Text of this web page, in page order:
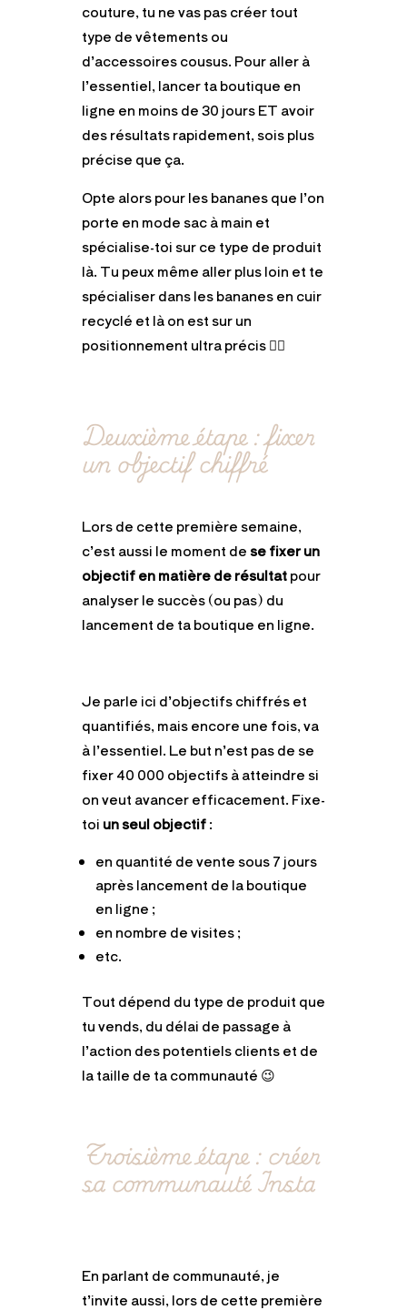
couture, tu ne vas pas créer tout
type de vêtements ou
d’accessoires cousus. Pour aller à
l’essentiel, lancer ta boutique en
ligne en moins de 30 jours ET avoir
des résultats rapidement, sois plus
précise que ça.
Opte alors pour les bananes que l’on
porte en mode sac à main et
spécialise-toi sur ce type de produit
là. Tu peux même aller plus loin et te
spécialiser dans les bananes en cuir
recyclé et là on est sur un
positionnement ultra précis 👌🏻
Deuxième étape : fixer
un objectif chiffré
Lors de cette première semaine,
c’est aussi le moment dese fixer un
objectif en matière de résultatpour
analyser le succès (ou pas) du
lancement de ta boutique en ligne.
Je parle ici d’objectifs chiffrés et
quantifiés, mais encore une fois, va
à l’essentiel. Le but n’est pas de se
fixer 40 000 objectifs à atteindre si
on veut avancer efficacement. Fixe-
toi un seul objectif:
en quantité de vente sous 7 jours
après lancement de la boutique
en ligne ;
en nombre de visites ;
etc.
Tout dépend du type de produit que
tu vends, du délai de passage à
l’action des potentiels clients et de
la taille de ta communauté 😉
Troisième étape : créer
sa communauté Insta
En parlant de communauté, je
t’invite aussi, lors de cette première